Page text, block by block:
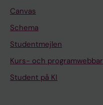
Canvas
Schema
Studentmejlen
Kurs- och programwebbar
Student på KI